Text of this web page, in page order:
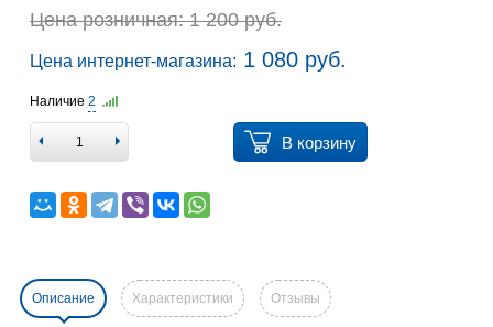
Цена розничная: 1 200 руб.
Цена интернет-магазина: 1 080 руб.
Наличие 2
В корзину
Описание Характеристики Отзывы